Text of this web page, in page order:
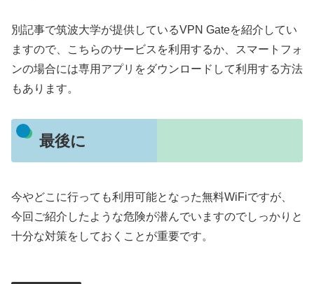
別記事で筑波大学が提供しているVPN Gateを紹介してい
ますので、こちらのサービスを利用するか、スマートフォ
ンの場合には専用アプリをダウンロードして利用する方法
もあります。
最後に
今やどこに行っても利用可能となった無料WiFiですが、
今回ご紹介したような危険が潜んでいますのでしっかりと
十分な対策をしておくことが重要です。